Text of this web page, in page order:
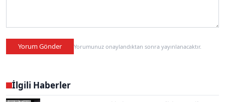
Yorum Gönder Yorumunuz onaylandıktan sonra yayınlanacaktır.
İlgili Haberler